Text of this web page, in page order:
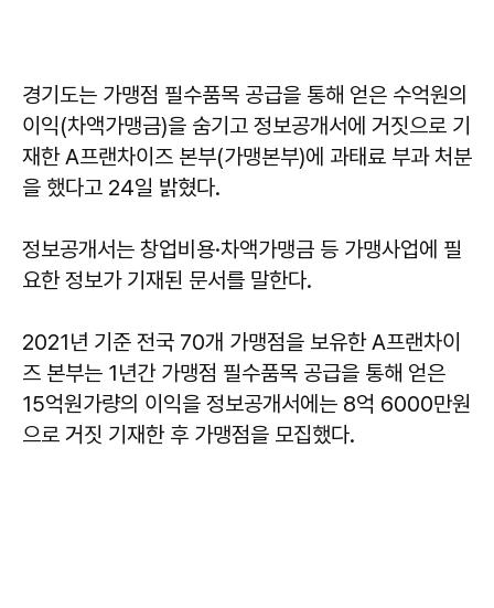
경기도는 가맹점 필수품목 공급을 통해 얻은 수억원의
이익(차액가맹금)을 숨기고 정보공개서에 거짓으로 기
재한 A프랜차이즈 본부(가맹본부)에 과태료 부과 처분
을 했다고 24일 밝혔다.
정보공개서는 창업비용·차액가맹금 등 가맹사업에 필
요한 정보가 기재된 문서를 말한다.
2021년 기준 전국 70개 가맹점을 보유한 A프랜차이
즈 본부는 1년간 가맹점 필수품목 공급을 통해 얻은
15억원가량의 이익을 정보공개서에는 8억 6000만원
으로 거짓 기재한 후 가맹점을 모집했다.